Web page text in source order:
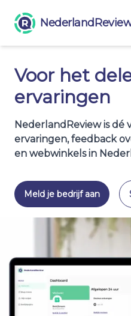
Voor het
ervaringen
NederlandReview is dé
ervaringen, feedback
en webwinkels in
Meld je bedrijf aan
Voor
Zichtbaar en